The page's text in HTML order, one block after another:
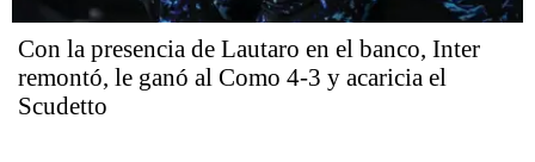
Con la presencia de Lautaro en el banco, Inter
remontó, le ganó al Como 4-3 y acaricia el
Scudetto